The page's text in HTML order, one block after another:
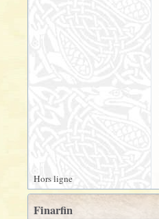
Hors ligne
Finarfin